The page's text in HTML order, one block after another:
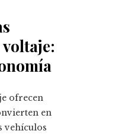
ofrecen
en
vehículos